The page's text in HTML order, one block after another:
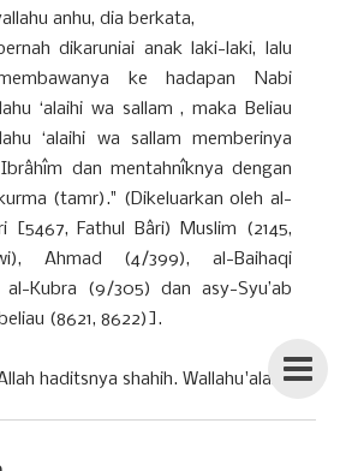
anhu, dia berkata,
dikaruniai anak laki-laki, lalu
ke hadapan Nabi
‘alaihi wa sallam , maka Beliau
‘alaihi wa sallam memberinya
dan mentahnîknya dengan
(tamr)." (Dikeluarkan oleh al-
[5467, Fathul Bâri) Muslim (2145,
Ahmad (4/399), al-Baihaqi
al-Kubra (9/305) dan asy-Syu’ab
(8621, 8622)].
haditsnya shahih. Wallahu'alam.